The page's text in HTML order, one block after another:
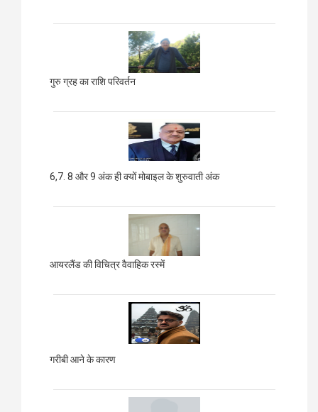
गुरु ग्रह का राशि परिवर्तन
6,7. 8 और 9 अंक ही क्यों मोबाइल के शुरुवाती अंक
आयरलैंड की विचित्र वैवाहिक रस्में
गरीबी आने के कारण